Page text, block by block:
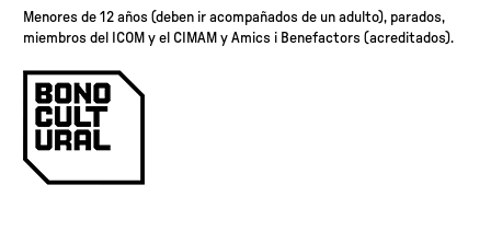
Menores de 12 años (deben ir acompañados de un adulto), parados,
miembros del ICOM y el CIMAM y Amics i Benefactors (acreditados).